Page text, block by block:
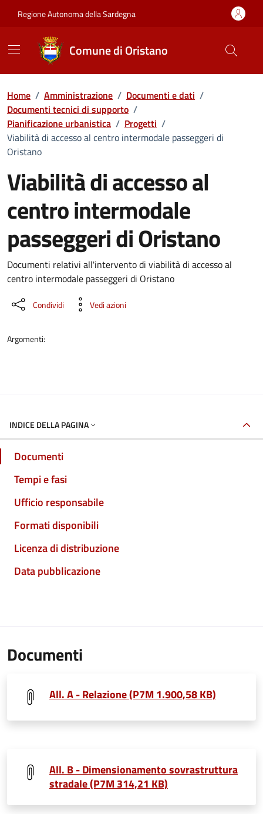
Regione Autonoma della Sardegna
Comune di Oristano
Home / Amministrazione / Documenti e dati /
Documenti tecnici di supporto /
Pianificazione urbanistica / Progetti /
Viabilità di accesso al centro intermodale passeggeri di
Oristano
Viabilità di accesso al
centro intermodale
passeggeri di Oristano
Dettaglio del documento
Documenti relativi all'intervento di viabilità di accesso al
centro intermodale passeggeri di Oristano
Condividi Vedi azioni
Argomenti:
INDICE DELLA PAGINA
Documenti
Tempi e fasi
Ufficio responsabile
Formati disponibili
Licenza di distribuzione
Data pubblicazione
Documenti
All. A - Relazione (P7M 1.900,58 KB)
All. B - Dimensionamento sovrastruttura
stradale (P7M 314,21 KB)